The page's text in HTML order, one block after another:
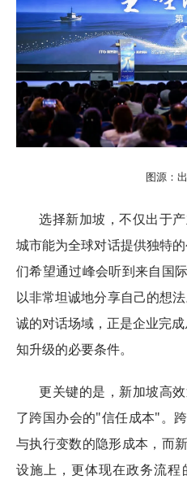
图源：
选择新加坡，不仅出于
城市能为全球对话提供独特
们希望通过峰会听到来自国
以非常坦诚地分享自己的想
诚的对话场域，正是企业完成
知升级的必要条件。
更关键的是，新加坡高
了跨国办会的"信任成本"。
与执行变数的隐形成本，而
设施上，更体现在政务流